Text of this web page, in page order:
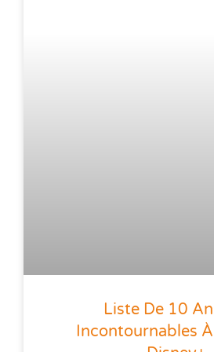
Liste De 10
Incontournables